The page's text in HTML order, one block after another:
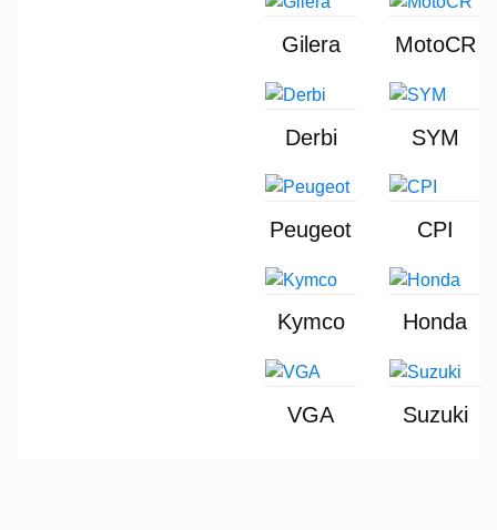
Gilera MotoCR
Derbi SYM
Peugeot CPI
Kymco Honda
VGA Suzuki